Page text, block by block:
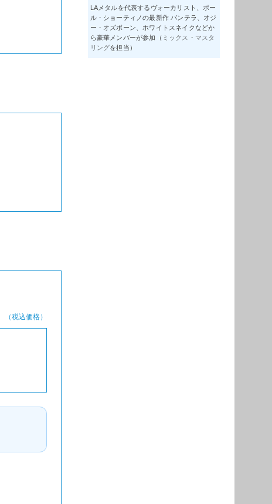
（税込価格）
LAメタルを代表するヴォーカリスト、ポー
ル・ショーティノの最新作 パンテラ、オジ
ー・オズボーン、ホワイトスネイクなどか
ら豪華メンバーが参加（ ミックス ・ マスタ
リングを担当）